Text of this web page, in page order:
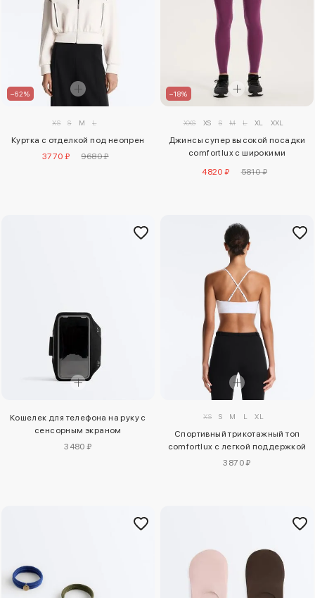
–62%
XS S M L
Куртка с отделкой под неопрен
3770 ₽
9680 ₽
–18%
XXS XS S M L XL XXL
Джинсы супер высокой посадки
comfortlux с широкими
4820 ₽ 5810 ₽
Кошелек для телефона на руку с
сенсорным экраном
3480 ₽
XS S M L XL
Спортивный трикотажный топ
comfortlux с легкой поддержкой
3870 ₽